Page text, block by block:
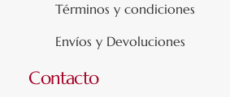
Términos y condiciones
Envíos y Devoluciones
Contacto